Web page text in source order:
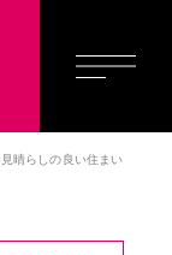
晴らしの良い住まい